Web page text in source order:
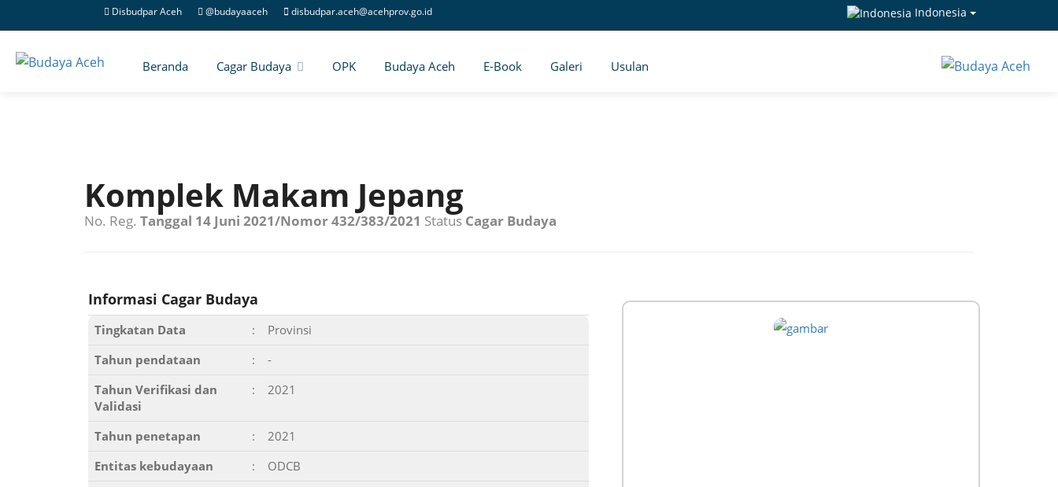
Disbudpar Aceh @budayaaceh disbudpar.aceh@acehprov.go.id Indonesia
Beranda Cagar Budaya OPK Budaya Aceh E-Book Galeri Usulan
Komplek Makam Jepang
No. Reg. Tanggal 14 Juni 2021/Nomor 432/383/2021 Status Cagar Budaya
Informasi Cagar Budaya
Tingkatan Data :
Provinsi
Tahun pendataan
:
-
Tahun Verifikasi dan
Validasi
: 2021
Tahun penetapan :
2021
Entitas kebudayaan
:
ODCB